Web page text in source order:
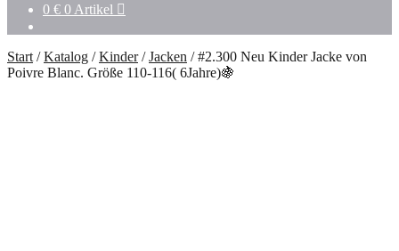
0 € 0 Artikel
Start /Katalog /Kinder/Jacken /#2.300 Neu Kinder Jacke von
Poivre Blanc. Größe 110-116( 6Jahre)🍇